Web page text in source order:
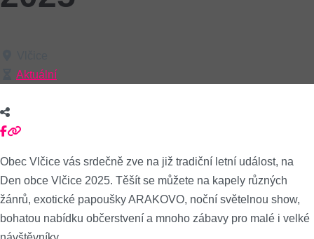
Aktuální
Obec Vlčice vás srdečně zve na již tradiční letní událost, na
Den obce Vlčice 2025. Těšít se můžete na kapely různých
žánrů, exotické papoušky ARAKOVO, noční světelnou show,
bohatou nabídku občerstvení a mnoho zábavy pro malé i velké